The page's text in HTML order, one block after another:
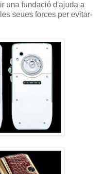
una fundació d'ajuda a
seues forces per evitar-